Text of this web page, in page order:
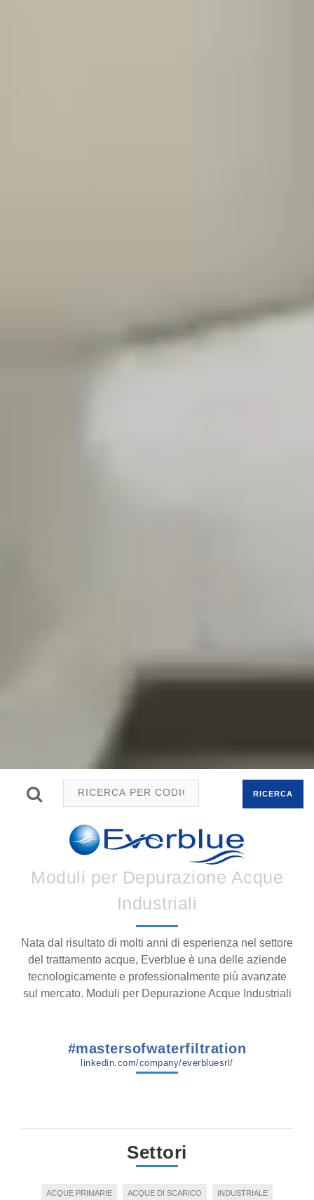
RICERCA
Moduli per Depurazione Acque
Industriali
Nata dal risultato di molti anni di esperienza nel settore
del trattamento acque, Everblue è una delle aziende
tecnologicamente e professionalmente più avanzate
sul mercato. Moduli per Depurazione Acque Industriali
#mastersofwaterfiltration
linkedin.com/company/everbluesrl/
Settori
ACQUE PRIMARIE ACQUE DI SCARICO INDUSTRIALE